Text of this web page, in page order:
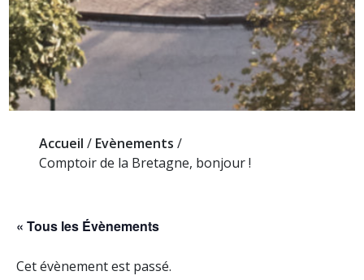
Accueil / Evènements /
Comptoir de la Bretagne, bonjour !
« Tous les Évènements
Cet évènement est passé.